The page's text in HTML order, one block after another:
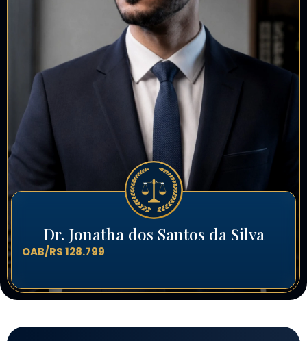
Dr. Jonatha dos Santos da Silva
OAB/RS 128.799